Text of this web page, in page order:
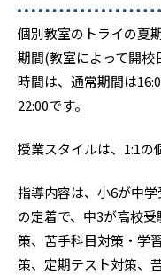
個別教室のトライの夏
期間(教室によって開校
時間は、通常期間は
22:00です。
授業スタイルは、1:1の
指導内容は、小6が中
の定着で、中3が高校
策、苦手科目対策・学
策、定期テスト対策、